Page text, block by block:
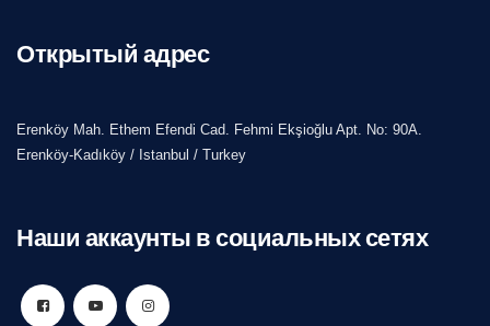
Открытый адрес
Erenköy Mah. Ethem Efendi Cad. Fehmi Ekşioğlu Apt. No: 90A.
Erenköy-Kadıköy / Istanbul / Turkey
Наши аккаунты в социальных сетях